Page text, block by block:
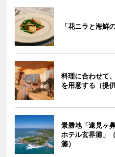
「花ニラと海鮮
料理に合わせて
を用意する（提
景勝地「遠見ヶ
ホテル玄界灘」
灘）